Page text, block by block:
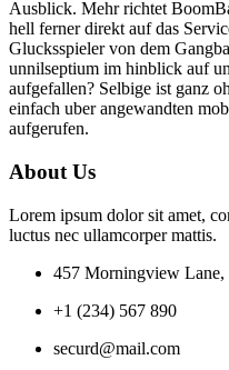
Ausblick. Mehr richtet
hell ferner direkt auf das
Glucksspieler von dem
unnilseptium im hinblick auf
aufgefallen? Selbige ist ganz
einfach uber angewandten
aufgerufen.
About Us
Lorem ipsum dolor sit amet,
luctus nec ullamcorper mattis.
457 Morningview
+1 (234) 567 890
securd@mail.com